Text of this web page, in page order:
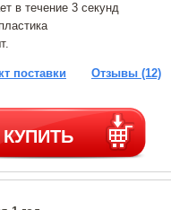
в течение 3 секунд
поставки Отзывы (12)
КУПИТЬ